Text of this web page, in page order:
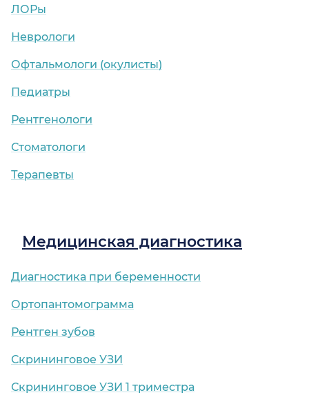
ЛОРы
Неврологи
Офтальмологи (окулисты)
Педиатры
Рентгенологи
Стоматологи
Терапевты
Медицинская диагностика
Диагностика при беременности
Ортопантомограмма
Рентген зубов
Скрининговое УЗИ
Скрининговое УЗИ 1 триместра